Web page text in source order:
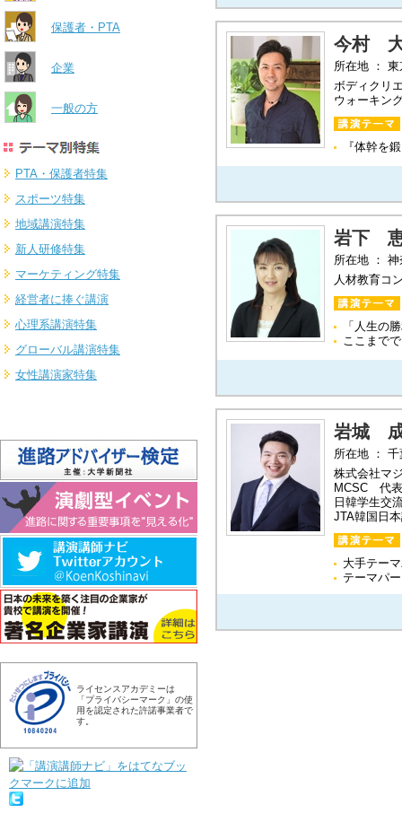
保護者・PTA
企業
一般の方
PTA・保護者特集
スポーツ特集
地域講演特集
新人研修特集
マーケティング特集
経営者に捧ぐ講演
心理系講演特集
グローバル講演特集
女性講演家特集
ライセンスアカデミーは
「プライバシーマーク」の使
用を認定された許諾事業者で
す。
今村
所在地 ：
ボディクリ
ウォーキ
『体幹を
岩下
所在地 ：
人材教育コ
「人生の
ここまで
岩城
所在地 ：
株式会社マ
MCSC 代表
日韓学生
JTA韓国日
大手テー
テーマパ